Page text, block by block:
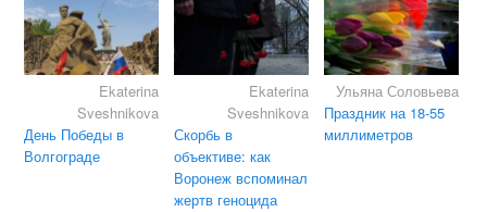
Ekaterina
Sveshnikova
День Победы в
Волгограде
Ekaterina
Sveshnikova
Скорбь в
объективе: как
Воронеж вспоминал
жертв геноцида
Ульяна Соловьева
Праздник на 18-55
миллиметров